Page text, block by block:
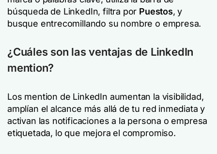
búsqueda de LinkedIn, filtra por Puestos, y
busque entrecomillando su nombre o empresa.
¿Cuáles son las ventajas de LinkedIn
mention?
Los mention de LinkedIn aumentan la visibilidad,
amplían el alcance más allá de tu red inmediata y
activan las notificaciones a la persona o empresa
etiquetada, lo que mejora el compromiso.